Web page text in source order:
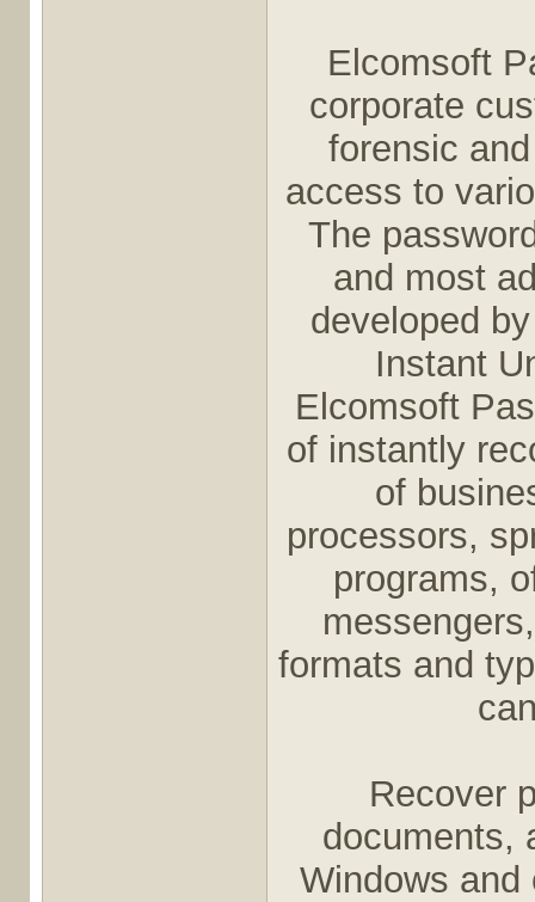
Elcomsoft
corporate
forensic
access to
The
and most
developed
Instant
Elcomsoft
of instantly
of
processors,
programs,
formats and
Recover
documents,
Windows